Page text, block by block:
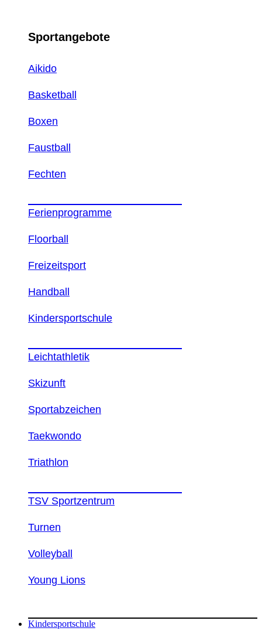
Sportangebote
Aikido
Basketball
Boxen
Faustball
Fechten
Ferienprogramme
Floorball
Freizeitsport
Handball
Kindersportschule
Leichtathletik
Skizunft
Sportabzeichen
Taekwondo
Triathlon
TSV Sportzentrum
Turnen
Volleyball
Young Lions
Kindersportschule